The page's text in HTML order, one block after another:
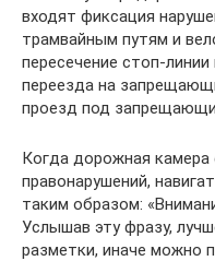
входят фиксация
трамвайным путям и
пересечение стоп-
переезда на
проезд под
Когда дорожная камера
правонарушений,
таким образом:
Услышав эту фразу,
разметки, иначе можно